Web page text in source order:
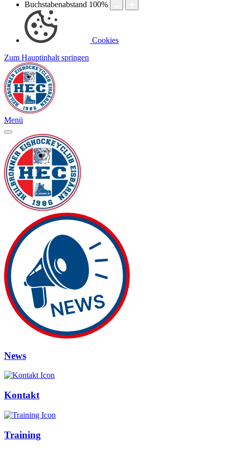
Buchstabenabstand 100%
Cookies
Zum Hauptinhalt springen
Menü
News
Kontakt
Training